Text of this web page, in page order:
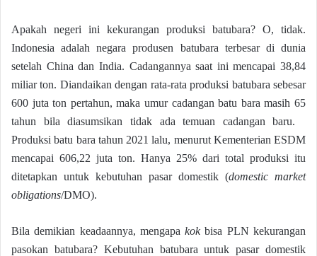
Apakah negeri ini kekurangan produksi batubara? O, tidak.
Indonesia adalah negara produsen batubara terbesar di dunia
setelah China dan India. Cadangannya saat ini mencapai 38,84
miliar ton. Diandaikan dengan rata-rata produksi batubara sebesar
600 juta ton pertahun, maka umur cadangan batu bara masih 65
tahun bila diasumsikan tidak ada temuan cadangan baru.
Produksi batu bara tahun 2021 lalu, menurut Kementerian ESDM
mencapai 606,22 juta ton. Hanya 25% dari total produksi itu
ditetapkan untuk kebutuhan pasar domestik (domestic market
obligations/DMO).
Bila demikian keadaannya, mengapakokbisa PLN kekurangan
pasokan batubara? Kebutuhan batubara untuk pasar domestik